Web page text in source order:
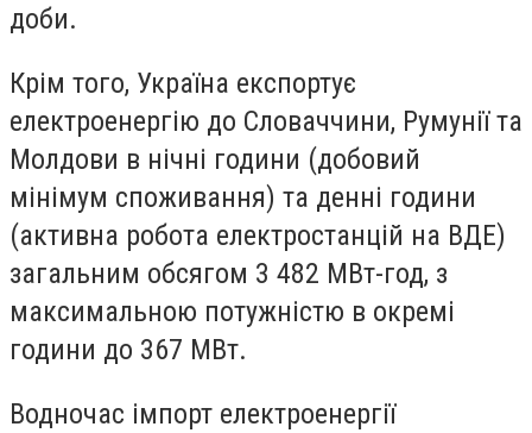
доби.
Крім того, Україна експортує
електроенергію до Словаччини, Румунії та
Молдови в нічні години (добовий
мінімум споживання) та денні години
(активна робота електростанцій на ВДЕ)
загальним обсягом 3 482 МВт-год, з
максимальною потужністю в окремі
години до 367 МВт.
Водночас імпорт електроенергії